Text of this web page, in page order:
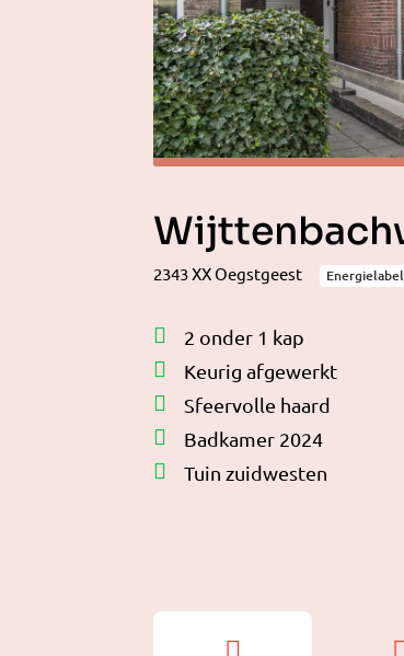
2343 XX Oegstgeest
2 onder 1 kap
Keurig afgewerkt
Sfeervolle haard
Badkamer 2024
Tuin zuidwesten